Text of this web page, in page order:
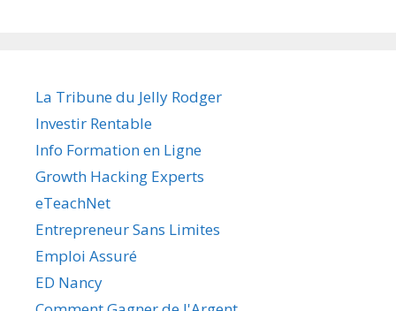
La Tribune du Jelly Rodger
Investir Rentable
Info Formation en Ligne
Growth Hacking Experts
eTeachNet
Entrepreneur Sans Limites
Emploi Assuré
ED Nancy